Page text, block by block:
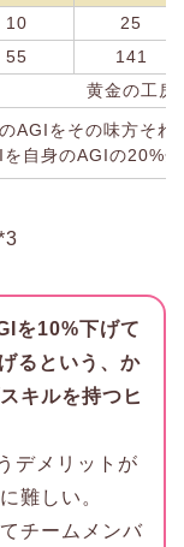
10
25
55
141
黄金の工房
AGIをその味方そ
自身のAGIの20%
を10%下げて
るという、か
キルを持つヒ
デメリットが
難しい。
チームメンバ